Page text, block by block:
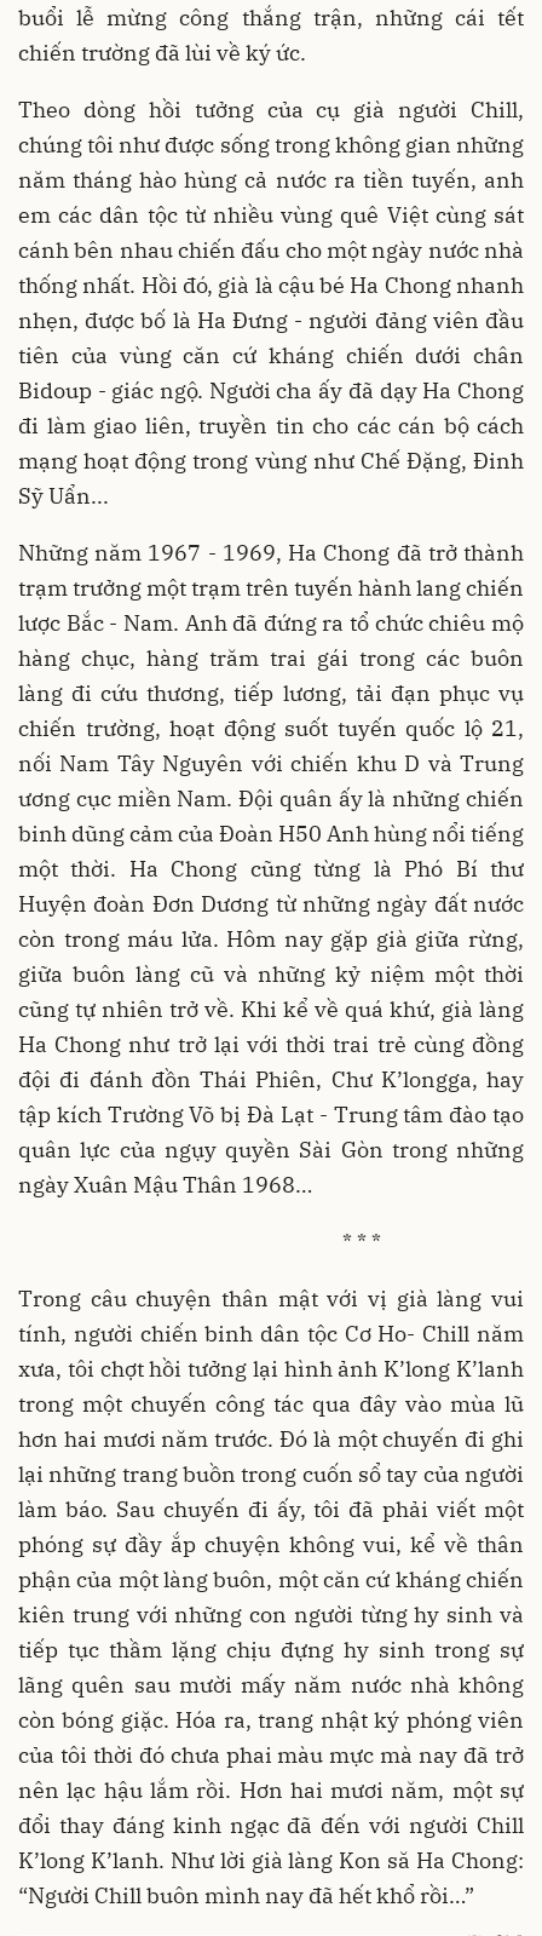
buổi lễ mừng công thắng trận, những cái tết
chiến trường đã lùi về ký ức.
Theo dòng hồi tưởng của cụ già người Chill,
chúng tôi như được sống trong không gian những
năm tháng hào hùng cả nước ra tiền tuyến, anh
em các dân tộc từ nhiều vùng quê Việt cùng sát
cánh bên nhau chiến đấu cho một ngày nước nhà
thống nhất. Hồi đó, già là cậu bé Ha Chong nhanh
nhẹn, được bố là Ha Đưng - người đảng viên đầu
tiên của vùng căn cứ kháng chiến dưới chân
Bidoup - giác ngộ. Người cha ấy đã dạy Ha Chong
đi làm giao liên, truyền tin cho các cán bộ cách
mạng hoạt động trong vùng như Chế Đặng, Đinh
Sỹ Uẩn...
Những năm 1967 - 1969, Ha Chong đã trở thành
trạm trưởng một trạm trên tuyến hành lang chiến
lược Bắc - Nam. Anh đã đứng ra tổ chức chiêu mộ
hàng chục, hàng trăm trai gái trong các buôn
làng đi cứu thương, tiếp lương, tải đạn phục vụ
chiến trường, hoạt động suốt tuyến quốc lộ 21,
nối Nam Tây Nguyên với chiến khu D và Trung
ương cục miền Nam. Đội quân ấy là những chiến
binh dũng cảm của Đoàn H50 Anh hùng nổi tiếng
một thời. Ha Chong cũng từng là Phó Bí thư
Huyện đoàn Đơn Dương từ những ngày đất nước
còn trong máu lửa. Hôm nay gặp già giữa rừng,
giữa buôn làng cũ và những kỷ niệm một thời
cũng tự nhiên trở về. Khi kể về quá khứ, già làng
Ha Chong như trở lại với thời trai trẻ cùng đồng
đội đi đánh đồn Thái Phiên, Chư K’longga, hay
tập kích Trường Võ bị Đà Lạt - Trung tâm đào tạo
quân lực của ngụy quyền Sài Gòn trong những
ngày Xuân Mậu Thân 1968…
* * *
Trong câu chuyện thân mật với vị già làng vui
tính, người chiến binh dân tộc Cơ Ho- Chill năm
xưa, tôi chợt hồi tưởng lại hình ảnh K’long K’lanh
trong một chuyến công tác qua đây vào mùa lũ
hơn hai mươi năm trước. Đó là một chuyến đi ghi
lại những trang buồn trong cuốn sổ tay của người
làm báo. Sau chuyến đi ấy, tôi đã phải viết một
phóng sự đầy ắp chuyện không vui, kể về thân
phận của một làng buôn, một căn cứ kháng chiến
kiên trung với những con người từng hy sinh và
tiếp tục thầm lặng chịu đựng hy sinh trong sự
lãng quên sau mười mấy năm nước nhà không
còn bóng giặc. Hóa ra, trang nhật ký phóng viên
của tôi thời đó chưa phai màu mực mà nay đã trở
nên lạc hậu lắm rồi. Hơn hai mươi năm, một sự
đổi thay đáng kinh ngạc đã đến với người Chill
K’long K’lanh. Như lời già làng Kon să Ha Chong:
“Người Chill buôn mình nay đã hết khổ rồi…”